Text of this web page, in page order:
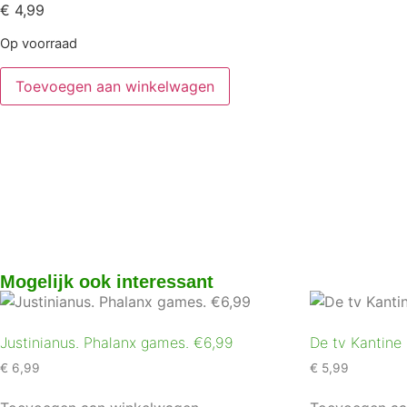
€ 4,99
Op voorraad
Toevoegen aan winkelwagen
Mogelijk ook interessant
Justinianus. Phalanx games. €6,99
€ 6,99
De tv Kantine
€ 5,99